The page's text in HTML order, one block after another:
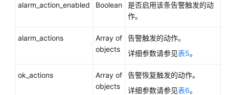
比
指
alarm_action_enabled Boolean
是否启用该条告警触发的动
作。
alarm_actions
Array of
objects
告警触发的动作。
详细参数请参见表5。
ok_actions
Array of
objects
告警恢复触发的动作。
详细参数请参见表6。